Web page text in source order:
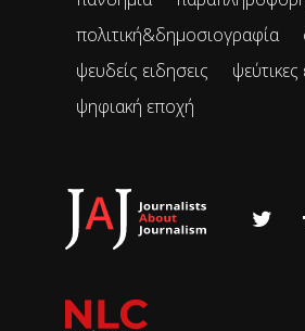
πολιτική&δημοσιογραφία
ψευδείς ειδησεις
ψεύτικες
ψηφιακή εποχή